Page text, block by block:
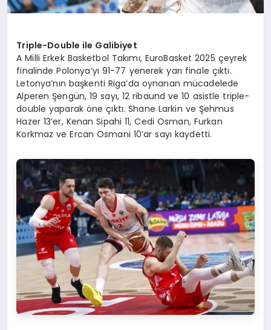
Triple-Double ile Galibiyet
A Milli Erkek Basketbol Takımı, EuroBasket 2025 çeyrek
finalinde Polonya’yı 91-77 yenerek yarı finale çıktı.
Letonya’nın başkenti Riga’da oynanan mücadelede
Alperen Şengün, 19 sayı, 12 ribaund ve 10 asistle triple-
double yaparak öne çıktı. Shane Larkin ve Şehmus
Hazer 13’er, Kenan Sipahi 11, Cedi Osman, Furkan
Korkmaz ve Ercan Osmani 10’ar sayı kaydetti.